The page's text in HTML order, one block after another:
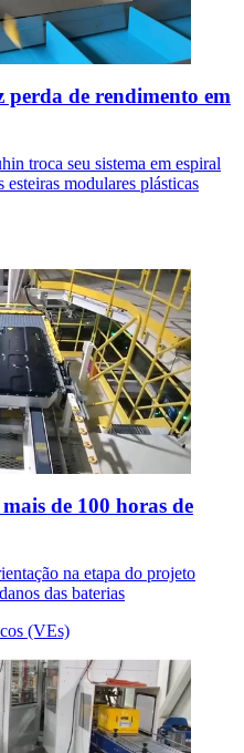
de rendimento em
troca seu sistema em espiral
esteiras modulares plásticas
de 100 horas de
na etapa do projeto
das baterias
(VEs)